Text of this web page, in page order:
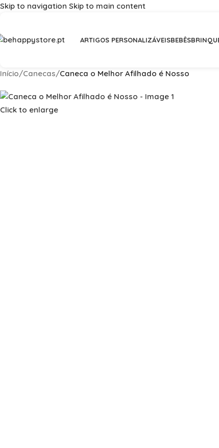
Skip to navigation Skip to main content
ARTIGOS PERSONALIZÁVEISBEBÊS
Início/Canecas/Caneca o Melhor Afilhado é Nosso
Click to enlarge